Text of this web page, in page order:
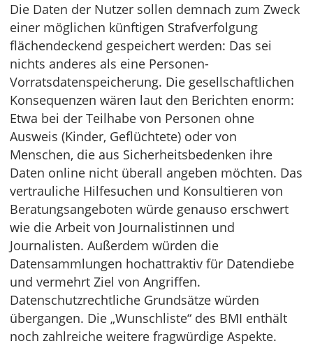
Die Daten der Nutzer sollen demnach zum Zweck
einer möglichen künftigen Strafverfolgung
flächendeckend gespeichert werden: Das sei
nichts anderes als eine Personen-
Vorratsdatenspeicherung. Die gesellschaftlichen
Konsequenzen wären laut den Berichten enorm:
Etwa bei der Teilhabe von Personen ohne
Ausweis (Kinder, Geflüchtete) oder von
Menschen, die aus Sicherheitsbedenken ihre
Daten online nicht überall angeben möchten. Das
vertrauliche Hilfesuchen und Konsultieren von
Beratungsangeboten würde genauso erschwert
wie die Arbeit von Journalistinnen und
Journalisten. Außerdem würden die
Datensammlungen hochattraktiv für Datendiebe
und vermehrt Ziel von Angriffen.
Datenschutzrechtliche Grundsätze würden
übergangen. Die „Wunschliste“ des BMI enthält
noch zahlreiche weitere fragwürdige Aspekte.